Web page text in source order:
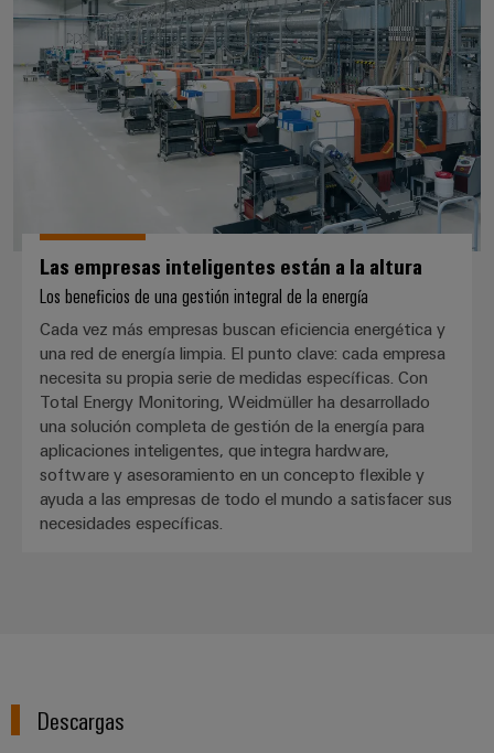
Las empresas inteligentes están a la altura
Los beneficios de una gestión integral de la energía
Cada vez más empresas buscan eficiencia energética y
una red de energía limpia. El punto clave: cada empresa
necesita su propia serie de medidas específicas. Con
Total Energy Monitoring, Weidmüller ha desarrollado
una solución completa de gestión de la energía para
aplicaciones inteligentes, que integra hardware,
software y asesoramiento en un concepto flexible y
ayuda a las empresas de todo el mundo a satisfacer sus
necesidades específicas.
Descargas